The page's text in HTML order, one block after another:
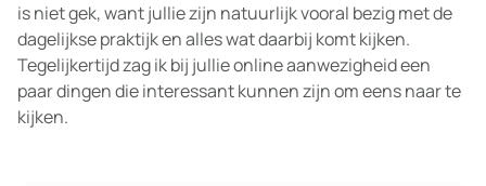
is niet gek, want jullie zijn natuurlijk vooral bezig met de
dagelijkse praktijk en alles wat daarbij komt kijken.
Tegelijkertijd zag ik bij jullie online aanwezigheid een
paar dingen die interessant kunnen zijn om eens naar te
kijken.